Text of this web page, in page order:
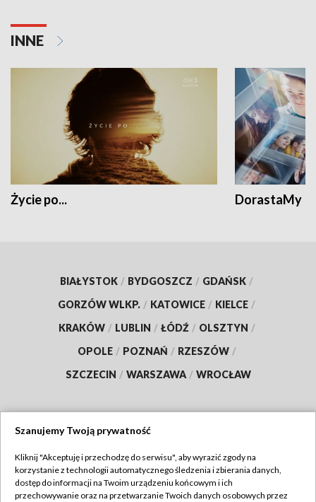
INNE
Życie po... DorastaMy
BIAŁYSTOK / BYDGOSZCZ / GDAŃSK /
GORZÓW WLKP. / KATOWICE / KIELCE /
KRAKÓW / LUBLIN / ŁÓDŹ / OLSZTYN /
OPOLE / POZNAŃ / RZESZÓW /
SZCZECIN / WARSZAWA / WROCŁAW
TVP
Abonament TVP
Szanujemy Twoją prywatność
Kliknij "Akceptuję i przechodzę do serwisu", aby wyrazić zgody na
korzystanie z technologii automatycznego śledzenia i zbierania danych,
dostęp do informacji na Twoim urządzeniu końcowym i ich
przechowywanie oraz na przetwarzanie Twoich danych osobowych przez